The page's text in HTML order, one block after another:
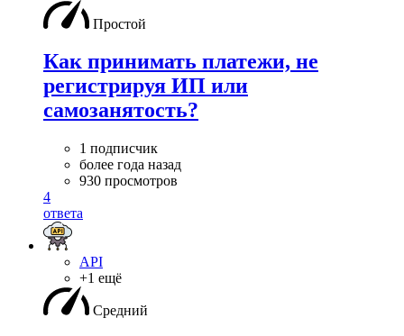
Простой
Как принимать платежи, не
регистрируя ИП или
самозанятость?
1 подписчик
более года назад
930 просмотров
4
ответа
API
+1 ещё
Средний